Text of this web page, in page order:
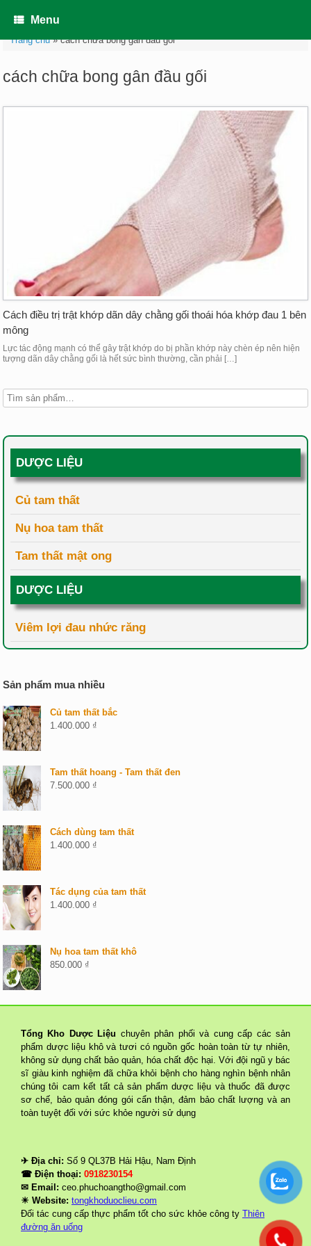
Menu
Trang chủ»cách chữa bong gân đầu gối
cách chữa bong gân đầu gối
Cách điều trị trật khớp dãn dây chằng gối thoái hóa khớp đau 1 bên
mông
Lực tác động mạnh có thể gây trật khớp do bị phần khớp này chèn ép nên hiện
tượng dãn dây chằng gối là hết sức bình thường, cần phải […]
DƯỢC LIỆU
Củ tam thất
Nụ hoa tam thất
Tam thất mật ong
DƯỢC LIỆU
Viêm lợi đau nhức răng
Sản phẩm mua nhiều
Củ tam thất bắc
1.400.000 ₫
Tam thất hoang - Tam thất đen
7.500.000 ₫
Cách dùng tam thất
1.400.000 ₫
Tác dụng của tam thất
1.400.000 ₫
Nụ hoa tam thất khô
850.000 ₫
Tổng Kho Dược Liệu chuyên phân phối và cung cấp các sản
phẩm dược liệu khô và tươi có nguồn gốc hoàn toàn từ tự nhiên,
không sử dụng chất bảo quản, hóa chất độc hại. Với đội ngũ y bác
sĩ giàu kinh nghiệm đã chữa khỏi bệnh cho hàng nghìn bệnh nhân
chúng tôi cam kết tất cả sản phẩm dược liệu và thuốc đã được
sơ chế, bảo quản đóng gói cẩn thận, đảm bảo chất lượng và an
toàn tuyệt đối với sức khỏe người sử dụng
✈ Địa chỉ: Số 9 QL37B Hải Hậu, Nam Định
☎ Điện thoại: 0918230154
✉ Email: ceo.phuchoangtho@gmail.com
☀ Website: tongkhoduoclieu.com
Đối tác cung cấp thực phẩm tốt cho sức khỏe công ty Thiên
đường ăn uống